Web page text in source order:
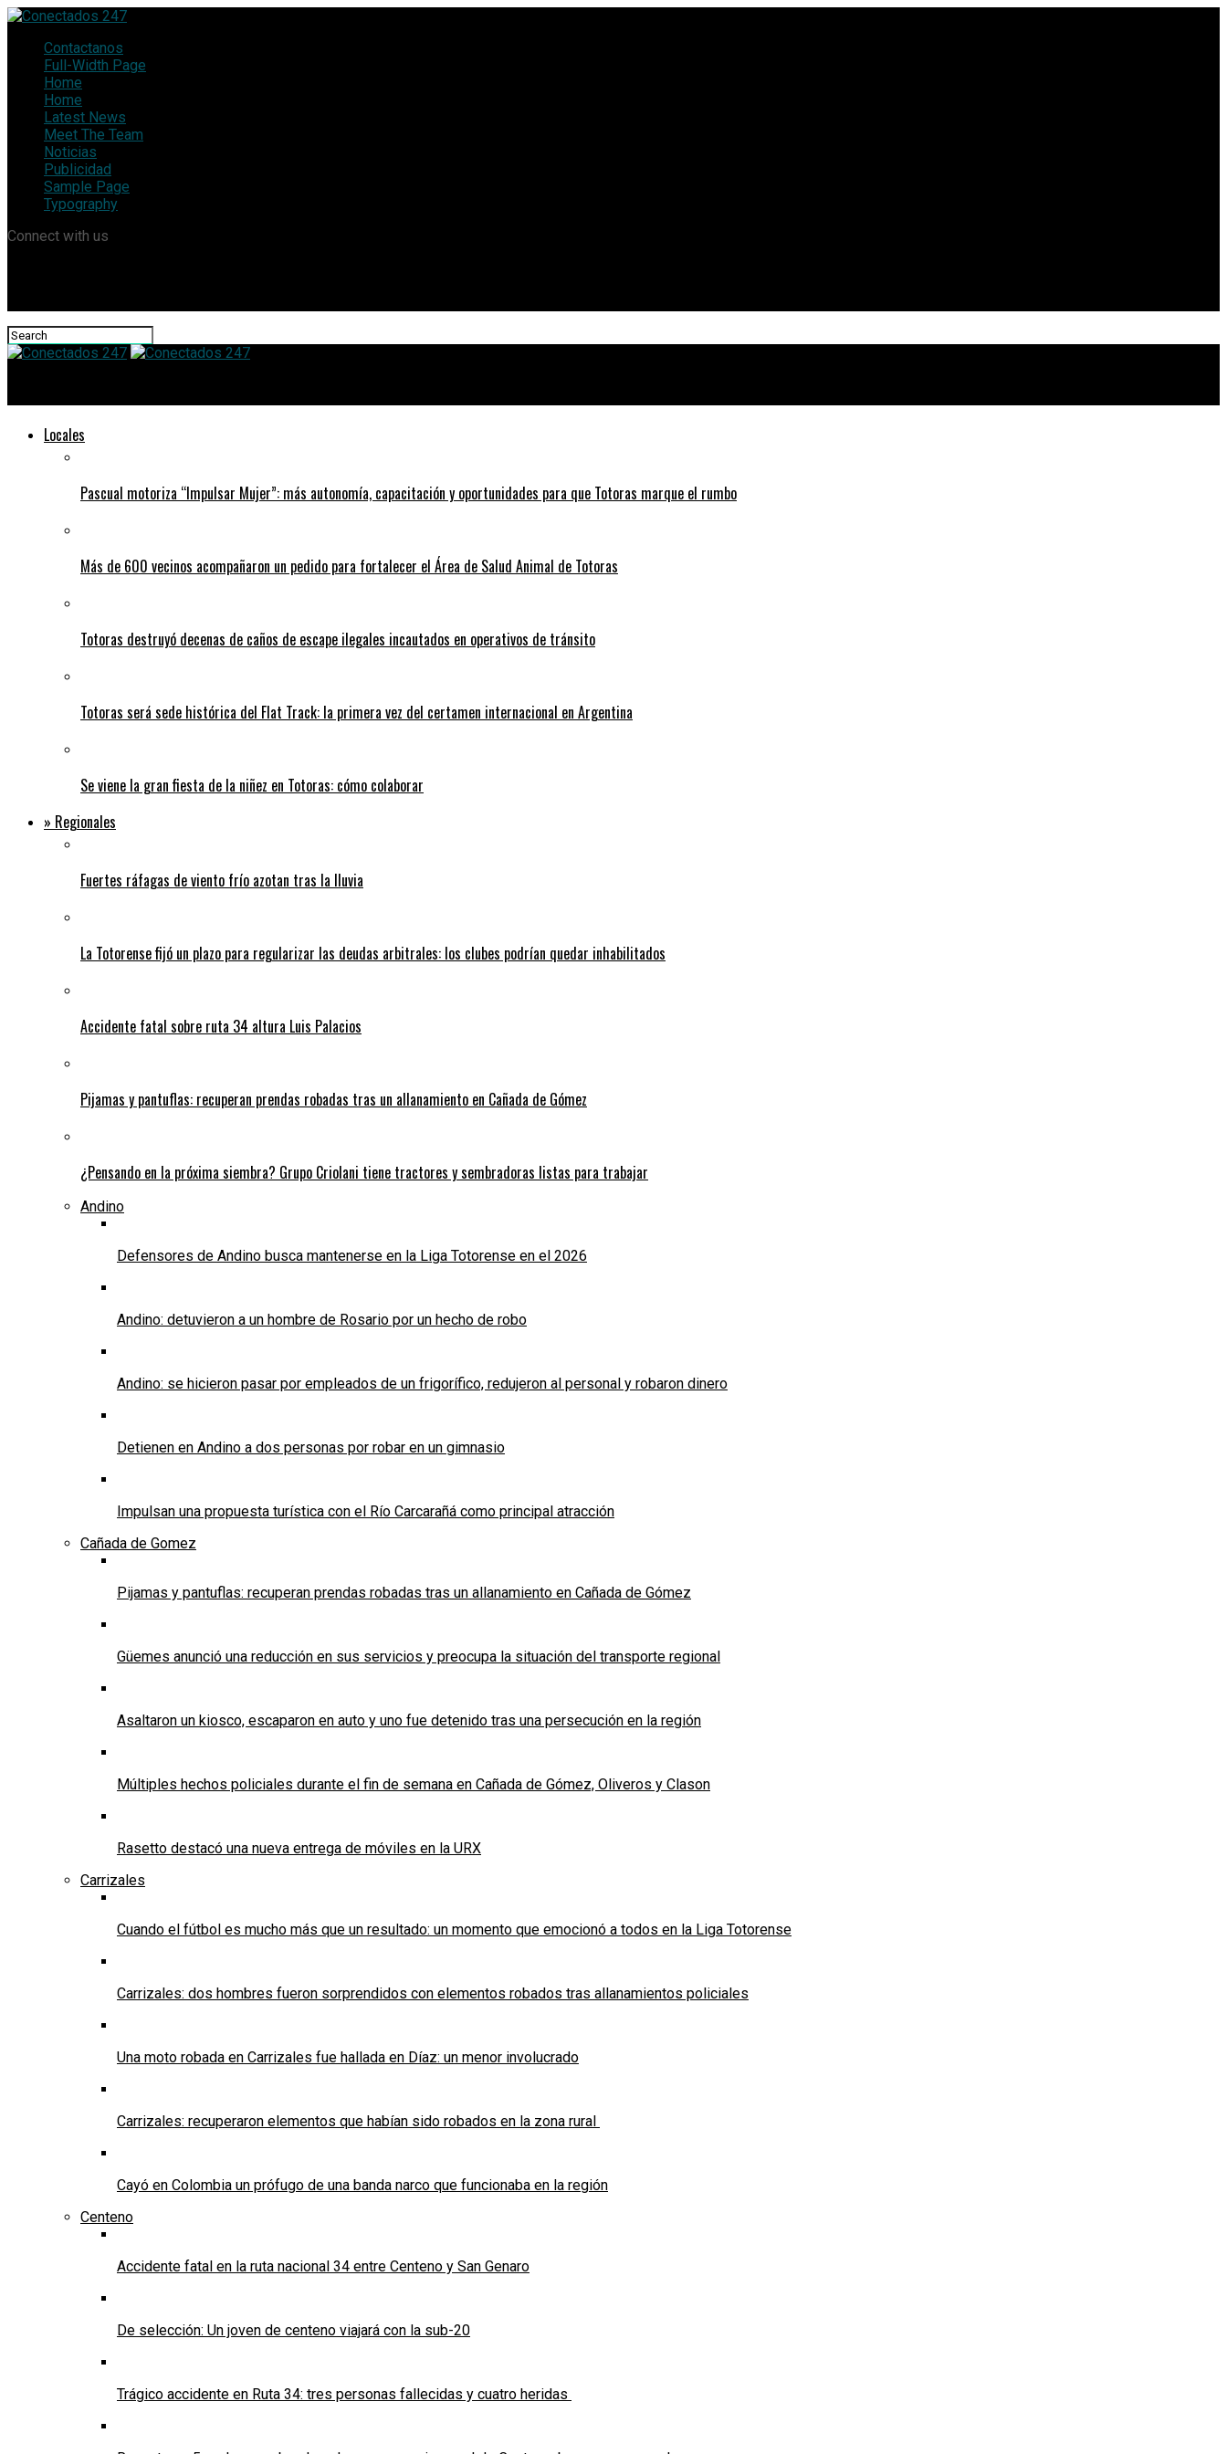
Contactanos
Full-Width Page
Home
Home
Latest News
Meet The Team
Noticias
Publicidad
Sample Page
Typography
Connect with us
Locales
Pascual motoriza “Impulsar Mujer”: más autonomía, capacitación y oportunidades para que Totoras marque el rumbo
Más de 600 vecinos acompañaron un pedido para fortalecer el Área de Salud Animal de Totoras
Totoras destruyó decenas de caños de escape ilegales incautados en operativos de tránsito
Totoras será sede histórica del Flat Track: la primera vez del certamen internacional en Argentina
Se viene la gran fiesta de la niñez en Totoras: cómo colaborar
» Regionales
Fuertes ráfagas de viento frío azotan tras la lluvia
La Totorense fijó un plazo para regularizar las deudas arbitrales: los clubes podrían quedar inhabilitados
Accidente fatal sobre ruta 34 altura Luis Palacios
Pijamas y pantuflas: recuperan prendas robadas tras un allanamiento en Cañada de Gómez
¿Pensando en la próxima siembra? Grupo Criolani tiene tractores y sembradoras listas para trabajar
Andino
Defensores de Andino busca mantenerse en la Liga Totorense en el 2026
Andino: detuvieron a un hombre de Rosario por un hecho de robo
Andino: se hicieron pasar por empleados de un frigorífico, redujeron al personal y robaron dinero
Detienen en Andino a dos personas por robar en un gimnasio
Impulsan una propuesta turística con el Río Carcarañá como principal atracción
Cañada de Gomez
Pijamas y pantuflas: recuperan prendas robadas tras un allanamiento en Cañada de Gómez
Güemes anunció una reducción en sus servicios y preocupa la situación del transporte regional
Asaltaron un kiosco, escaparon en auto y uno fue detenido tras una persecución en la región
Múltiples hechos policiales durante el fin de semana en Cañada de Gómez, Oliveros y Clason
Rasetto destacó una nueva entrega de móviles en la URX
Carrizales
Cuando el fútbol es mucho más que un resultado: un momento que emocionó a todos en la Liga Totorense
Carrizales: dos hombres fueron sorprendidos con elementos robados tras allanamientos policiales
Una moto robada en Carrizales fue hallada en Díaz: un menor involucrado
Carrizales: recuperaron elementos que habían sido robados en la zona rural
Cayó en Colombia un prófugo de una banda narco que funcionaba en la región
Centeno
Accidente fatal en la ruta nacional 34 entre Centeno y San Genaro
De selección: Un joven de centeno viajará con la sub-20
Trágico accidente en Ruta 34: tres personas fallecidas y cuatro heridas